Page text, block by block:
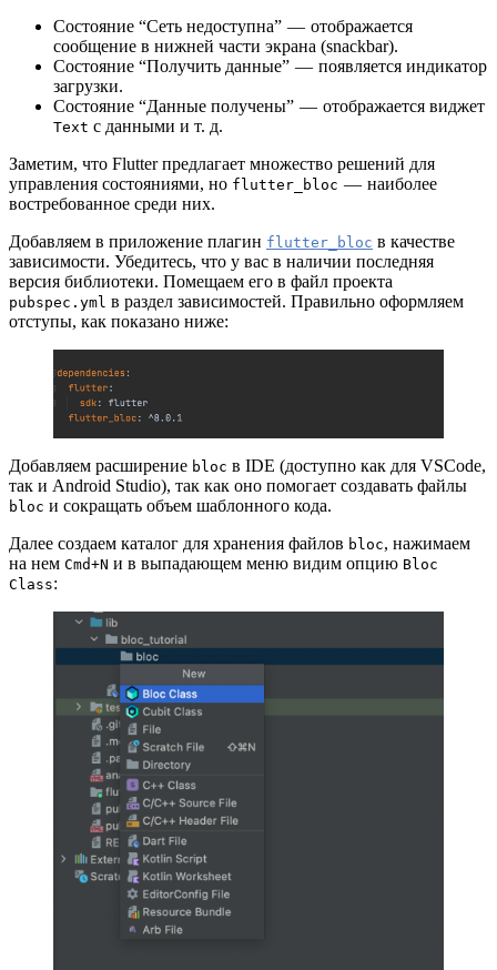
Состояние “Сеть недоступна” — отображается
сообщение в нижней части экрана (snackbar).
Состояние “Получить данные” — появляется индикатор
загрузки.
Состояние “Данные получены” — отображается виджет
Text с данными и т. д.
Заметим, что Flutter предлагает множество решений для
управления состояниями, но flutter_bloc — наиболее
востребованное среди них.
Добавляем в приложение плагин flutter_bloc в качестве
зависимости. Убедитесь, что у вас в наличии последняя
версия библиотеки. Помещаем его в файл проекта
pubspec.yml в раздел зависимостей. Правильно оформляем
отступы, как показано ниже:
Добавляем расширение bloc в IDE (доступно как для VSCode,
так и Android Studio), так как оно помогает создавать файлы
bloc и сокращать объем шаблонного кода.
Далее создаем каталог для хранения файлов bloc, нажимаем
на нем Cmd+N и в выпадающем меню видим опцию Bloc
Class: